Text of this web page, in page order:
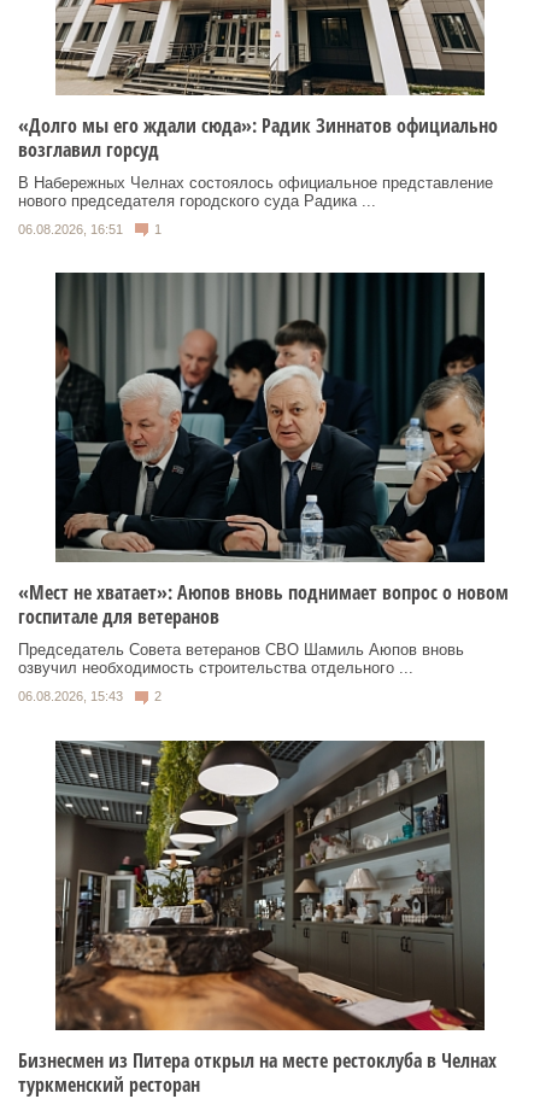
«Долго мы его ждали сюда»: Радик Зиннатов официально
возглавил горсуд
В Набережных Челнах состоялось официальное представление
нового председателя городского суда Радика ...
06.08.2026, 16:51 1
«Мест не хватает»: Аюпов вновь поднимает вопрос о новом
госпитале для ветеранов
Председатель Совета ветеранов СВО Шамиль Аюпов вновь
озвучил необходимость строительства отдельного ...
06.08.2026, 15:43 2
Бизнесмен из Питера открыл на месте рестоклуба в Челнах
туркменский ресторан